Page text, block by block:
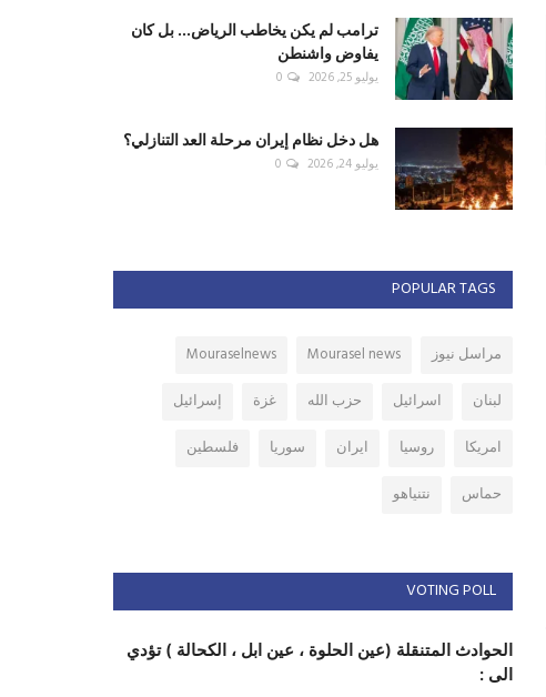
ترامب لم يكن يخاطب الرياض... بل كان
يفاوض واشنطن
يوليو 25, 2026 0
هل دخل نظام إيران مرحلة العد التنازلي؟
يوليو 24, 2026 0
POPULAR TAGS
مراسل نيوز Mourasel news
Mouraselnews
لبنان
اسرائيل حزب الله غزة
إسرائيل
امريكا
روسيا ايران سوريا
فلسطين
حماس
نتنياهو
VOTING POLL
الحوادث المتنقلة (عين الحلوة ، عين ابل ، الكحالة ) تؤدي
الى :